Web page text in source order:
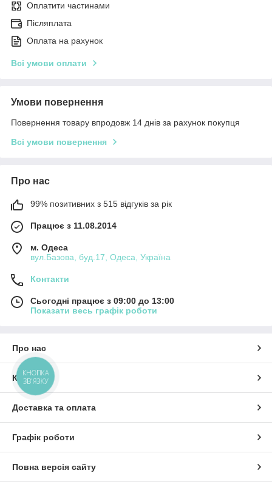
Оплатити частинами
Післяплата
Оплата на рахунок
Всі умови оплати
Умови повернення
Повернення товару впродовж 14 днів за рахунок покупця
Всі умови повернення
Про нас
99% позитивних з 515 відгуків за рік
Працює з 11.08.2014
м. Одеса
вул.Базова, буд.17, Одеса, Україна
Контакти
Сьогодні працює з 09:00 до 13:00
Показати весь графік роботи
Про нас
Контакти
Доставка та оплата
Графік роботи
Повна версія сайту
КНОПКА
ЗВ'ЯЗКУ